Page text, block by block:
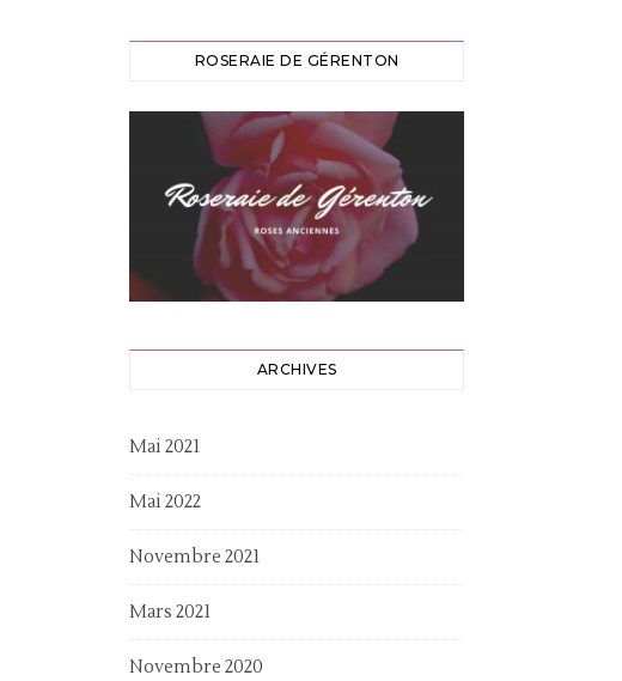
ROSERAIE DE GÉRENTON
ARCHIVES
Mai 2021
Mai 2022
Novembre 2021
Mars 2021
Novembre 2020